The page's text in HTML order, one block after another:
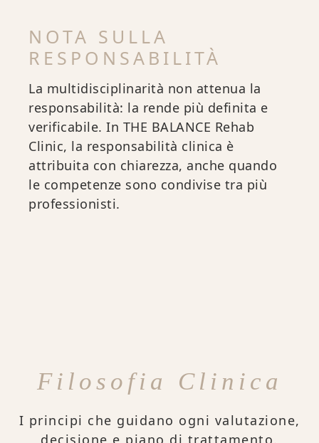
NOTA SULLA
RESPONSABILITÀ
La multidisciplinarità non attenua la
responsabilità: la rende più definita e
verificabile. In THE BALANCE Rehab
Clinic, la responsabilità clinica è
attribuita con chiarezza, anche quando
le competenze sono condivise tra più
professionisti.
Filosofia Clinica
I principi che guidano ogni valutazione,
decisione e piano di trattamento.